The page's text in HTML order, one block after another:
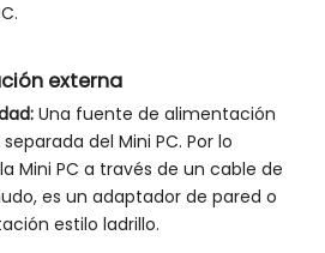
externa
Una fuente de alimentación
del Mini PC. Por lo
Mini PC a través de un cable de
es un adaptador de pared o
estilo ladrillo.